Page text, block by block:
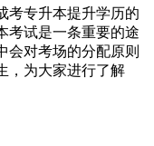
考专升本提升学历的
考试是一条重要的途
会对考场的分配原则
，为大家进行了解